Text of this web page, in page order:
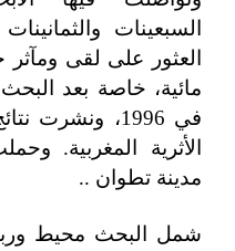
السبعينات
العثور على لقى ومآثر
مائية، خاصة بعد
في 1996،
الأثرية المغربية.
مدينة تطوان ..
شمل البحث محيط